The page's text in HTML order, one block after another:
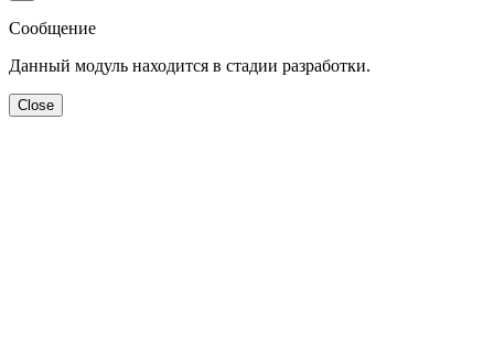
Сообщение
Данный модуль находится в стадии разработки.
Close